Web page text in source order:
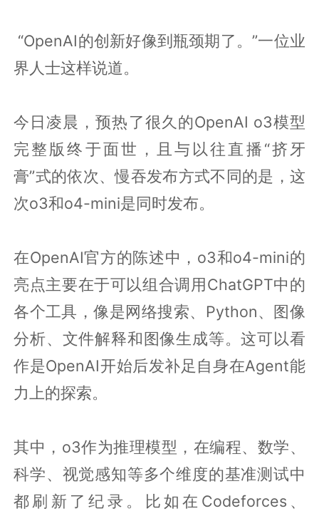
“OpenAI的创新好像到瓶颈期了。”一位业
界人士这样说道。
今日凌晨，预热了很久的OpenAI o3模型
完整版终于面世，且与以往直播“挤牙
膏”式的依次、慢吞发布方式不同的是，这
次o3和o4-mini是同时发布。
在OpenAI官方的陈述中，o3和o4-mini的
亮点主要在于可以组合调用ChatGPT中的
各个工具，像是网络搜索、Python、图像
分析、文件解释和图像生成等。这可以看
作是OpenAI开始后发补足自身在Agent能
力上的探索。
其中，o3作为推理模型，在编程、数学、
科学、视觉感知等多个维度的基准测试中
都刷新了纪录。比如在Codeforces、